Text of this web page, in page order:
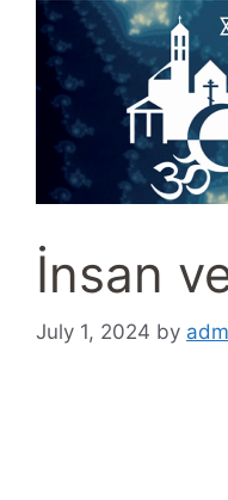
İnsan
July 1, 2024 by